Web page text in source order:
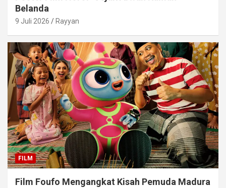
Belanda
9 Juli 2026 Rayyan
FILM
Film Foufo Mengangkat Kisah Pemuda Madura